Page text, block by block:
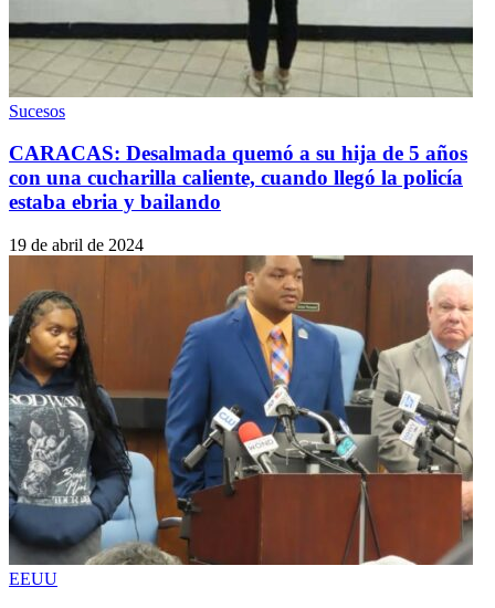
Sucesos
CARACAS: Desalmada quemó a su hija de 5 años
con una cucharilla caliente, cuando llegó la policía
estaba ebria y bailando
19 de abril de 2024
EEUU